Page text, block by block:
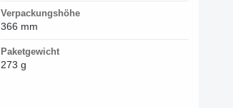
Verpackungshöhe
366 mm
Paketgewicht
273 g